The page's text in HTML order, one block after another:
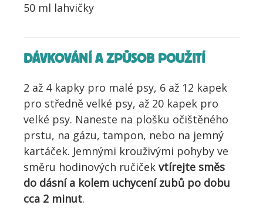
50 ml lahvičky
DÁVKOVÁNÍ A ZPŮSOB POUŽITÍ
2 až 4 kapky pro malé psy, 6 až 12 kapek
pro středně velké psy, až 20 kapek pro
velké psy. Naneste na plošku očištěného
prstu, na gázu, tampon, nebo na jemný
kartáček. Jemnými krouživými pohyby ve
směru hodinových ručiček vtírejte směs
do dásní a kolem uchycení zubů po dobu
cca 2 minut.